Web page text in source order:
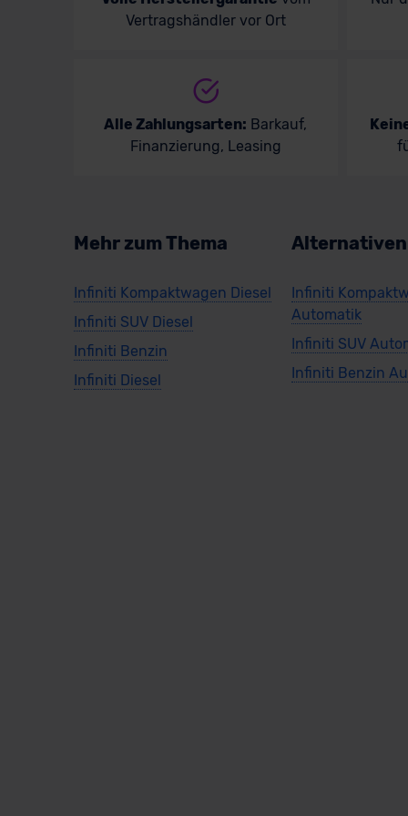
Volvo
Vertragshändler vor Ort
Alle Zahlungsarten: Barkauf,
Finanzierung, Leasing
Mehr zum Thema
Infiniti Kompaktwagen Diesel
Infiniti SUV Diesel
Infiniti Benzin
Infiniti Diesel
Alternativen
Infiniti
Automatik
Infiniti SUV
Infiniti Benzin